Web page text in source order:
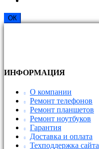
ОК
ИНФОРМАЦИЯ
О компании
Ремонт телефонов
Ремонт планшетов
Ремонт ноутбуков
Гарантия
Доставка и оплата
Техподдержка сайта